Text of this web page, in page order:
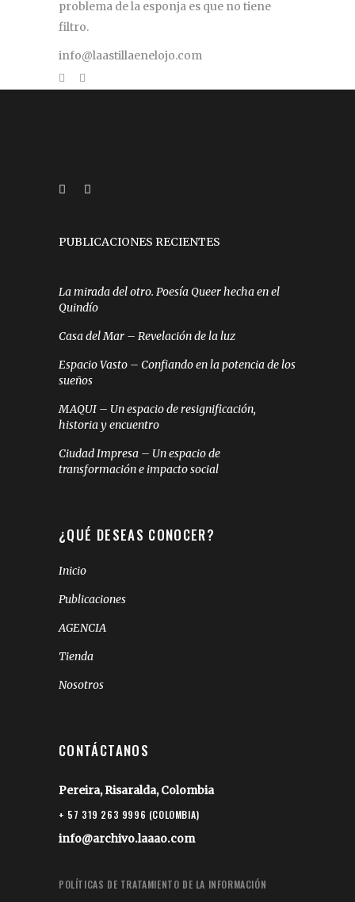
problema de la esponja es que no tiene
filtro.
info@laastillaenelojo.com
PUBLICACIONES RECIENTES
La mirada del otro. Poesía Queer hecha en el
Quindío
Casa del Mar – Revelación de la luz
Espacio Vasto – Confiando en la potencia de los
sueños
MAQUI – Un espacio de resignificación,
historia y encuentro
Ciudad Impresa – Un espacio de
transformación e impacto social
¿QUÉ DESEAS CONOCER?
Inicio
Publicaciones
AGENCIA
Tienda
Nosotros
CONTÁCTANOS
Pereira, Risaralda, Colombia
+ 57 319 263 9996 (COLOMBIA)
info@archivo.laaao.com
POLÍTICAS DE TRATAMIENTO DE LA INFORMACIÓN